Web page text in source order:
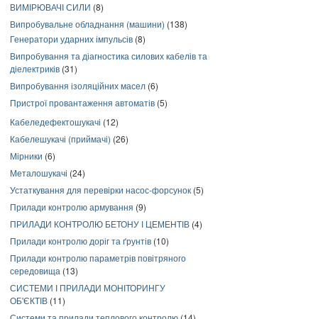
ВИМІРЮВАЧІ СИЛИ (8)
Випробувальне обладнання (машини) (138)
Генератори ударних імпульсів (8)
Випробування та діагностика силових кабелів та
діелектриків (31)
Випробування ізоляційних масел (6)
Пристрої провантаження автоматів (5)
Кабеледефектошукачі (12)
Кабелешукачі (приймачі) (26)
Мірники (6)
Металошукачі (24)
Устаткування для перевірки насос-форсунок (5)
Прилади контролю армування (9)
ПРИЛАДИ КОНТРОЛЮ БЕТОНУ І ЦЕМЕНТІВ (4)
Прилади контролю доріг та ґрунтів (10)
Прилади контролю параметрів повітряного
середовища (13)
СИСТЕМИ І ПРИЛАДИ МОНІТОРИНГУ
ОБ'ЄКТІВ (11)